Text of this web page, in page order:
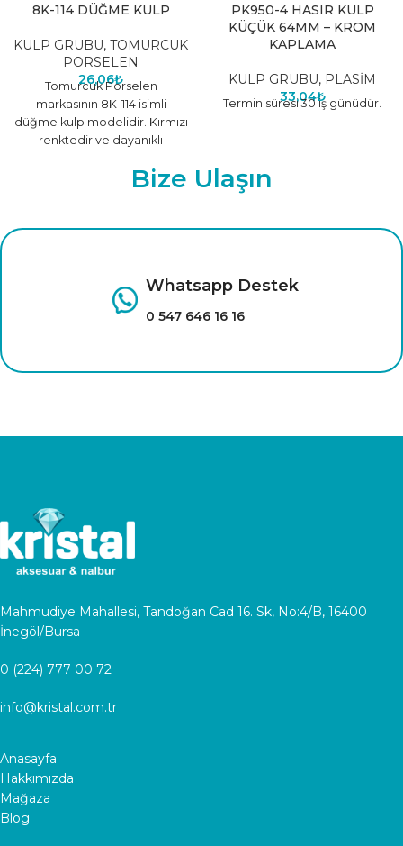
8K-114 DÜĞME KULP
KULP GRUBU, TOMURCUK
PORSELEN
26,06₺
Tomurcuk Porselen
markasının 8K-114 isimli
düğme kulp modelidir. Kırmızı
renktedir ve dayanıklı
Farklı renk seçenekleri için
PK950-4 HASIR KULP
KÜÇÜK 64MM – KROM
KAPLAMA
KULP GRUBU, PLASİM
33,04₺
Termin süresi 30 iş günüdür.
Bize Ulaşın
Whatsapp Destek
0 547 646 16 16
Mahmudiye Mahallesi, Tandoğan Cad 16. Sk, No:4/B, 16400
İnegöl/Bursa
0 (224) 777 00 72
info@kristal.com.tr
Anasayfa
Hakkımızda
Mağaza
Blog